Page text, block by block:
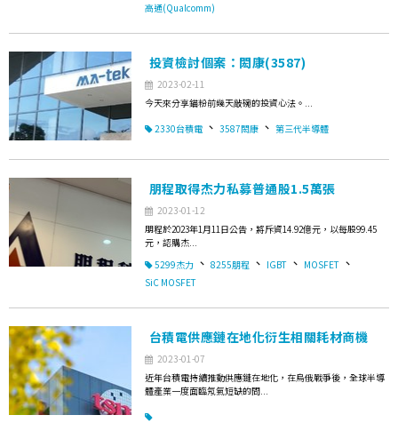
高通(Qualcomm)
投資檢討個案：閎康(3587)
2023-02-11
今天來分享錨粉前幾天敲碗的投資心法。...
2330台積電 、 3587閎康 、 第三代半導體
朋程取得杰力私募普通股1.5萬張
2023-01-12
朋程於2023年1月11日公告，將斥資14.92億元，以每股99.45
元，認購杰...
5299杰力 、 8255朋程 、 IGBT 、 MOSFET 、
SiC MOSFET
台積電供應鏈在地化衍生相關耗材商機
2023-01-07
近年台積電持續推動供應鏈在地化，在烏俄戰爭後，全球半導
體產業一度面臨氖氣短缺的問...